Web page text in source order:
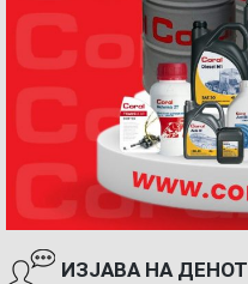
ИЗЈАВА НА ДЕНОТ